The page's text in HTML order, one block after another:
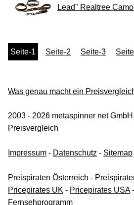
Lead" Realtree Camo
Seite-1 Seite-2 Seite-3
Was genau macht ein
2003 - 2026 metaspinner net
Preisvergleich
Impressum - Datenschutz - Sitemap
Preispiraten Österreich -
Pricepirates UK - Pricepirates USA-
Fernsehprogramm